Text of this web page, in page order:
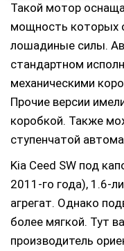
Такой мотор
мощность которых
лошадиные силы.
стандартном
механическими
Прочие версии
коробкой. Также
ступенчатой
Kia Ceed SW под
2011-го года), 1.6-
агрегат. Однако
более мягкой. Тут
производитель